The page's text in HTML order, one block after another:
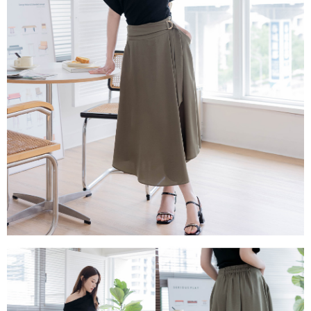
易，需依本服務之必要範圍內提供個人資料，並將交易相關給付款項請求債
權轉讓予恩沛科技股份有限公司。
２．關於個人資料處理事宜，請瀏覽以下網址：
https://aftee.tw/terms/#terms3
３．未成年的使用者請事先徵得法定代理人或監護人之同意方可使用
「AFTEE先享後付」，若未經同意申辦者引起之損失，本公司不負相關責
任。
４．使用「AFTEE先享後付」時，將依據個別帳號之用戶狀況，依本公司即
時審查核予不同之上限額度；若仍有額度不足之情形，本公司將視審查結果
請求用戶進行身份認證。
５．嚴禁一人註冊多個帳號或使用他人資訊註冊。若發現惡意使用之情形，
恩沛科技股份有限公司將有權停止該用戶之使用額度並採取法律行動。
國家/地區配送 查看運費